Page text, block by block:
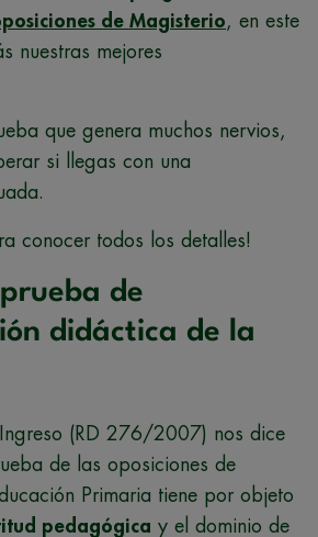
de Magisterio, en este
nuestras mejores
que genera muchos nervios,
si llegas con una
conocer todos los detalles!
de
didáctica de la
Ingreso (RD 276/2007) nos dice
de las oposiciones de
Primaria tiene por objeto
pedagógica y el dominio de